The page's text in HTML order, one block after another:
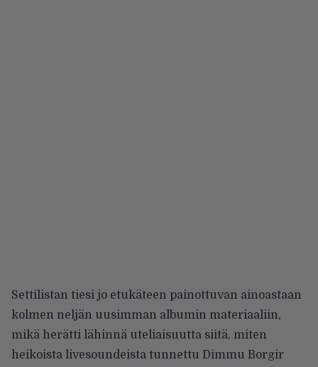
Settilistan tiesi jo etukäteen painottuvan ainoastaan
kolmen neljän uusimman albumin materiaaliin,
mikä herätti lähinnä uteliaisuutta siitä, miten
heikoista livesoundeista tunnettu Dimmu Borgir